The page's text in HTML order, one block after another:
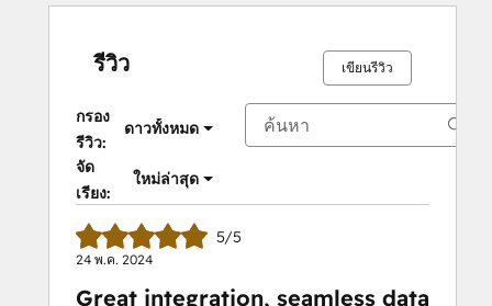
รีวิว เขียนรีวิว
กรอง
รีวิว:
ดาวทั้งหมด
จัด
เรียง:
ใหม่ล่าสุด
5/5
24 พ.ค. 2024
Great integration, seamless data